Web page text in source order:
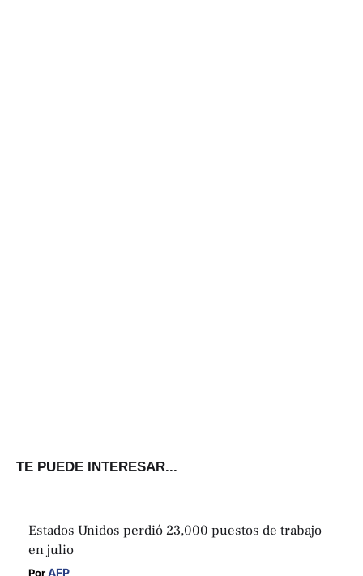
TE PUEDE INTERESAR...
Estados Unidos perdió 23,000 puestos de trabajo
en julio
Por AFP